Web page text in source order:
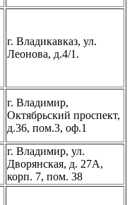
г. Владикавказ, ул.
Леонова, д.4/1.
г. Владимир,
Октябрьский проспект,
д.36, пом.3, оф.1
г. Владимир, ул.
Дворянская, д. 27А,
корп. 7, пом. 38